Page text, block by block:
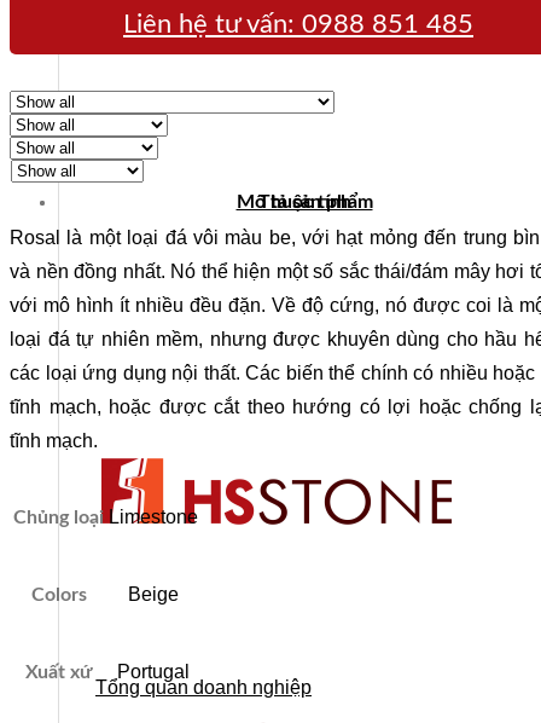
Tổng quan doanh nghiệp
Liên hệ tư vấn: 0988 851 485
Mô tả sản phẩm
Thuộc tính
Rosal là một loại đá vôi màu be, với hạt mỏng đến trung
và nền đồng nhất. Nó thể hiện một số sắc thái/đám mây hơi
với mô hình ít nhiều đều đặn. Về độ cứng, nó được coi là
loại đá tự nhiên mềm, nhưng được khuyên dùng cho hầu
các loại ứng dụng nội thất. Các biến thể chính có nhiều hoặc
tĩnh mạch, hoặc được cắt theo hướng có lợi hoặc chống
tĩnh mạch.
Chủng loại Limestone
Colors Beige
Xuất xứ Portugal